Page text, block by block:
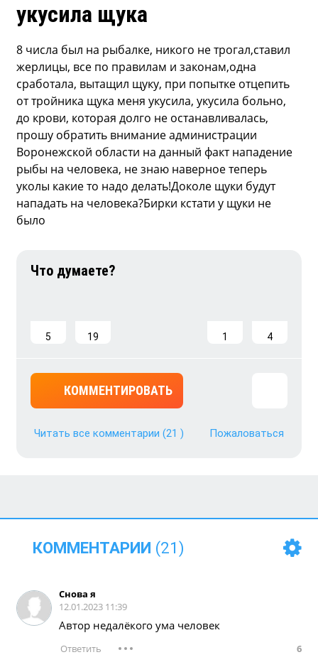
укусила щука
8 числа был на рыбалке, никого не трогал,ставил
жерлицы, все по правилам и законам,одна
сработала, вытащил щуку, при попытке отцепить
от тройника щука меня укусила, укусила больно,
до крови, которая долго не останавливалась,
прошу обратить внимание администрации
Воронежской области на данный факт нападение
рыбы на человека, не знаю наверное теперь
уколы какие то надо делать!Доколе щуки будут
нападать на человека?Бирки кстати у щуки не
было
5 19 1 4
КОММЕНТИРОВАТЬ
Читать все комментарии (21 ) Пожаловаться
КОММЕНТАРИИ (21)
Снова я
12.01.2023 11:39
Автор недалёкого ума человек
6